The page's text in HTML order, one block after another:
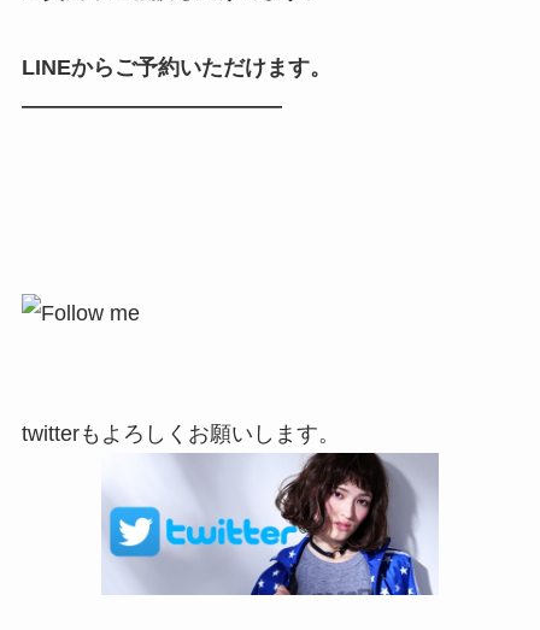
LINEからご予約いただけます。
————————————
twitterもよろしくお願いします。